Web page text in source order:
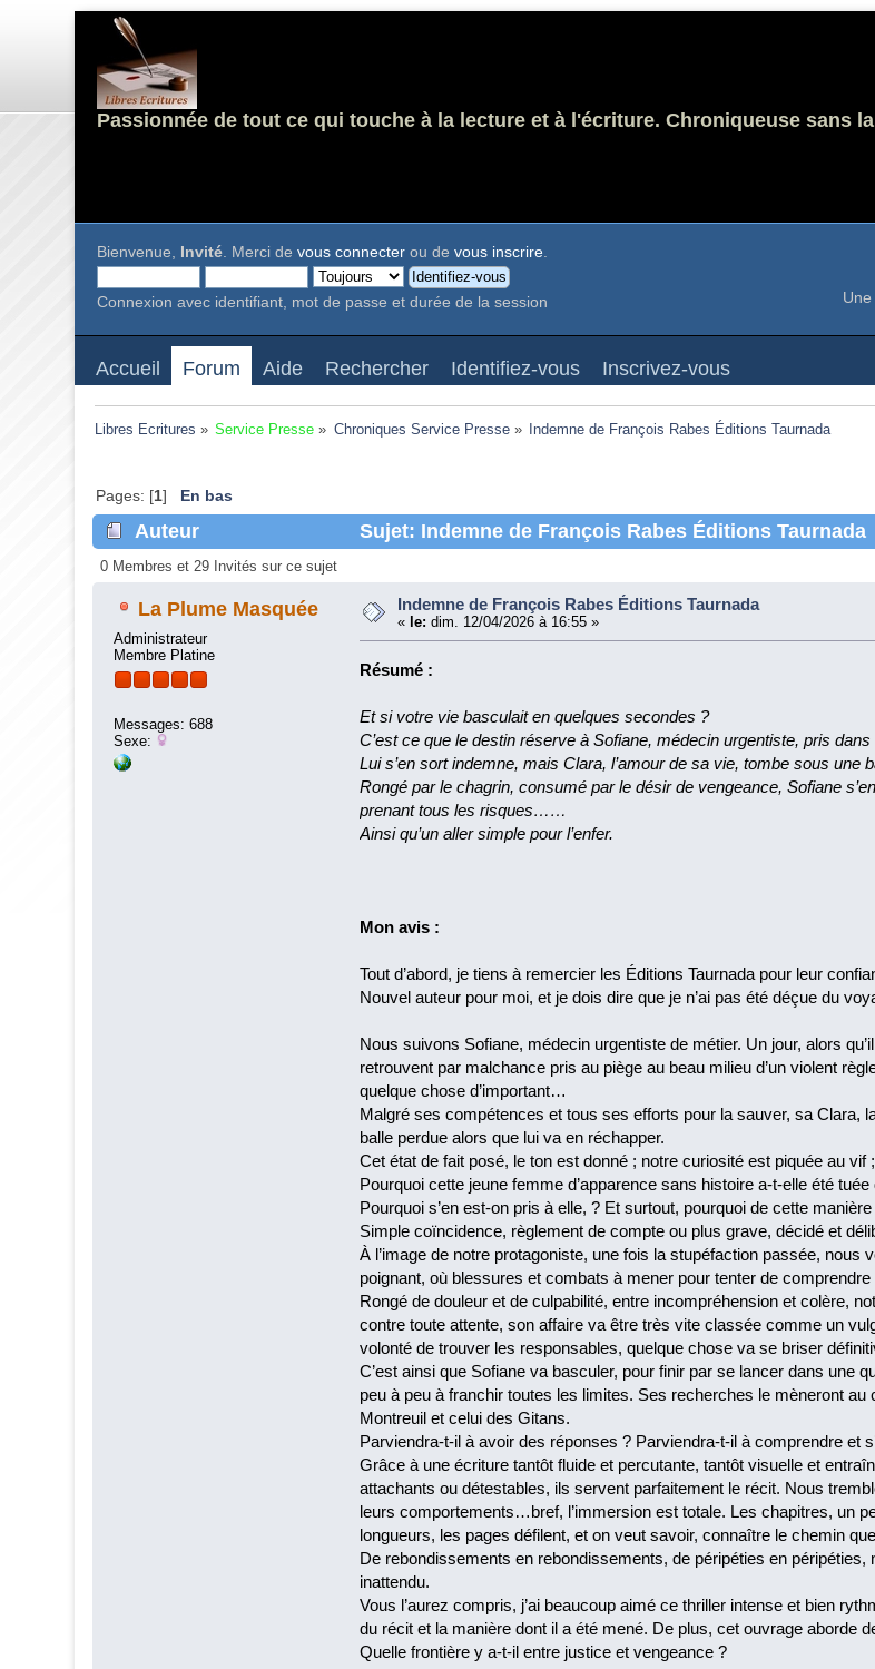
Passionnée de tout ce qui touche à la lecture et à l'écriture. Chroniqueuse sans
Bienvenue, Invité. Merci devous connecter ou devous inscrire.
Connexion avec identifiant, mot de passe et durée de la session
Accueil Forum Aide Rechercher Identifiez-vous Inscrivez-vous
Libres Ecritures » Service Presse » Chroniques Service Presse» Indemne de François Rabes Éditions Taurnada
Pages: [1] En bas
Auteur Sujet: Indemne de François Rabes Éditions Taurnada
0 Membres et 29 Invités sur ce sujet
La Plume Masquée
Administrateur
Membre Platine
Messages: 688
Sexe:
Indemne de François Rabes Éditions Taurnada
« le: dim. 12/04/2026 à 16:55 »
Résumé :
Et si votre vie basculait en quelques secondes ?
C’est ce que le destin réserve à Sofiane, médecin urgentiste, pris
Lui s’en sort indemne, mais Clara, l’amour de sa vie, tombe sous une
Rongé par le chagrin, consumé par le désir de vengeance, Sofiane
prenant tous les risques……
Ainsi qu’un aller simple pour l’enfer.
Mon avis :
Tout d’abord, je tiens à remercier les Éditions Taurnada pour leur
Nouvel auteur pour moi, et je dois dire que je n’ai pas été déçue du
Nous suivons Sofiane, médecin urgentiste de métier. Un jour, alors
retrouvent par malchance pris au piège au beau milieu d’un violent
quelque chose d’important…
Malgré ses compétences et tous ses efforts pour la sauver, sa Clara,
balle perdue alors que lui va en réchapper.
Cet état de fait posé, le ton est donné ; notre curiosité est piquée au
Pourquoi cette jeune femme d’apparence sans histoire a-t-elle été
Pourquoi s’en est-on pris à elle, ? Et surtout, pourquoi de cette manière
Simple coïncidence, règlement de compte ou plus grave, décidé et
À l’image de notre protagoniste, une fois la stupéfaction passée,
poignant, où blessures et combats à mener pour tenter de
Rongé de douleur et de culpabilité, entre incompréhension et colère,
contre toute attente, son affaire va être très vite classée comme un
volonté de trouver les responsables, quelque chose va se briser
C’est ainsi que Sofiane va basculer, pour finir par se lancer dans
peu à peu à franchir toutes les limites. Ses recherches le mèneront
Montreuil et celui des Gitans.
Parviendra-t-il à avoir des réponses ? Parviendra-t-il à comprendre et
Grâce à une écriture tantôt fluide et percutante, tantôt visuelle et
attachants ou détestables, ils servent parfaitement le récit. Nous
leurs comportements…bref, l’immersion est totale. Les chapitres, un
longueurs, les pages défilent, et on veut savoir, connaître le chemin
De rebondissements en rebondissements, de péripéties en
inattendu.
Vous l’aurez compris, j’ai beaucoup aimé ce thriller intense et bien
du récit et la manière dont il a été mené. De plus, cet ouvrage aborde
Quelle frontière y a-t-il entre justice et vengeance ?